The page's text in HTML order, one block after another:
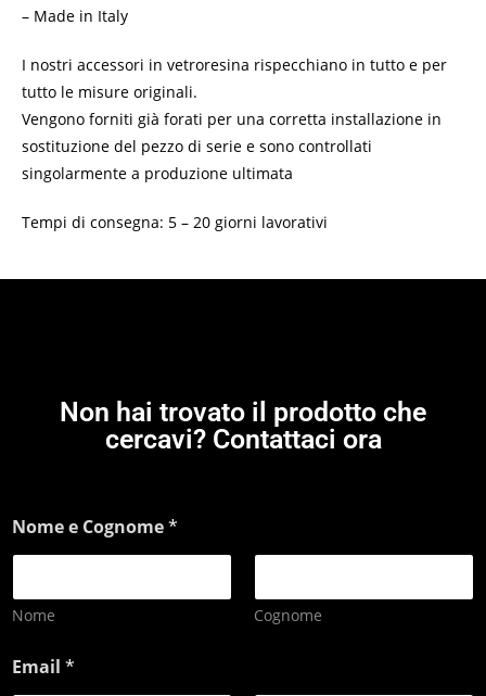
– Made in Italy
I nostri accessori in vetroresina rispecchiano in tutto e per
tutto le misure originali.
Vengono forniti già forati per una corretta installazione in
sostituzione del pezzo di serie e sono controllati
singolarmente a produzione ultimata
Tempi di consegna: 5 – 20 giorni lavorativi
Non hai trovato il prodotto che
cercavi? Contattaci ora
Nome e Cognome*
Nome Cognome
Email *